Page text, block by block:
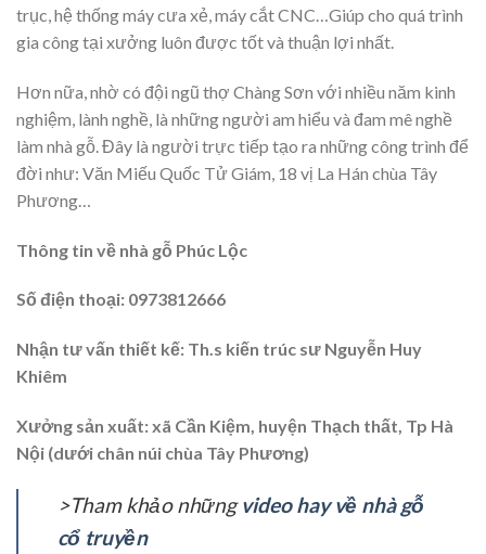
trục, hệ thống máy cưa xẻ, máy cắt CNC…Giúp cho quá trình
gia công tại xưởng luôn được tốt và thuận lợi nhất.
Hơn nữa, nhờ có đội ngũ thợ Chàng Sơn với nhiều năm kinh
nghiệm, lành nghề, là những người am hiểu và đam mê nghề
làm nhà gỗ. Đây là người trực tiếp tạo ra những công trình để
đời như: Văn Miếu Quốc Tử Giám, 18 vị La Hán chùa Tây
Phương…
Thông tin về nhà gỗ Phúc Lộc
Số điện thoại: 0973812666
Nhận tư vấn thiết kế: Th.s kiến trúc sư Nguyễn Huy
Khiêm
Xưởng sản xuất: xã Cần Kiệm, huyện Thạch thất, Tp Hà
Nội (dưới chân núi chùa Tây Phương)
>Tham khảo nhữngvideo hay về nhà gỗ
cổ truyền